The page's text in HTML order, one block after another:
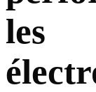
les